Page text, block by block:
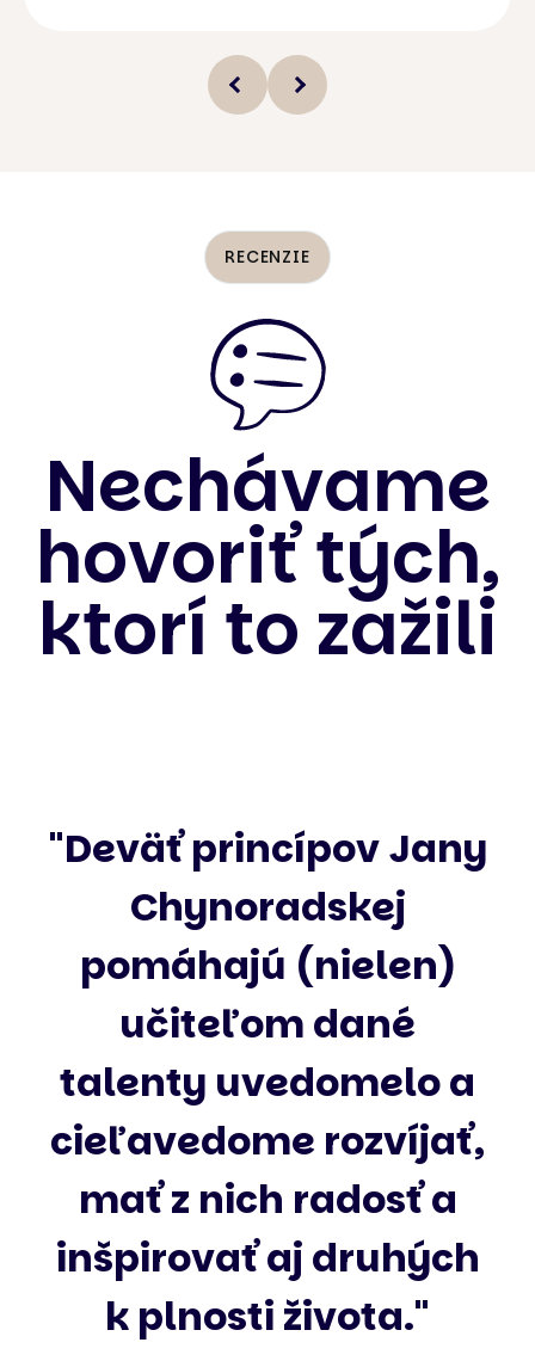
RECENZIE
Nechávame
hovoriť tých,
ktorí to zažili
"9 princípov je
špeciálna záležitosť,
ktorú, keď pochopíš,
nemáš prekážku."